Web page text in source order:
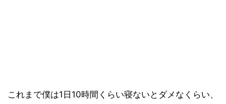
これまで僕は1日10時間くらい寝ないとダメなくらい、